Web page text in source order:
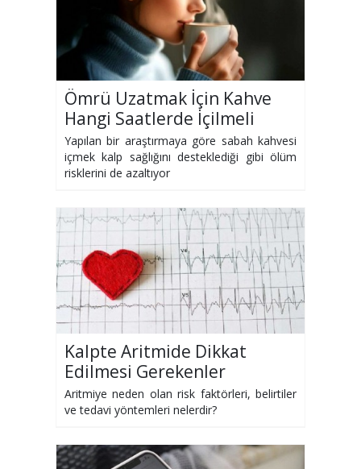
Ömrü Uzatmak İçin Kahve
Hangi Saatlerde İçilmeli
Yapılan bir araştırmaya göre sabah kahvesi
içmek kalp sağlığını desteklediği gibi ölüm
risklerini de azaltıyor
Kalpte Aritmide Dikkat
Edilmesi Gerekenler
Aritmiye neden olan risk faktörleri, belirtiler
ve tedavi yöntemleri nelerdir?